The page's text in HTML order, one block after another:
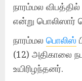
நாரம்மல
என்று பொலிஸார்
நாரம்மல பொலிஸ்
(12) அதிகாலை
உயிரிழந்தனர்.